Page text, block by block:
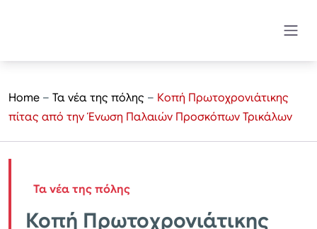
Home – Τα νέα της πόλης – Κοπή Πρωτοχρονιάτικης
πίτας από την Ένωση Παλαιών Προσκόπων Τρικάλων
Τα νέα της πόλης
Κοπή Πρωτοχρονιάτικης